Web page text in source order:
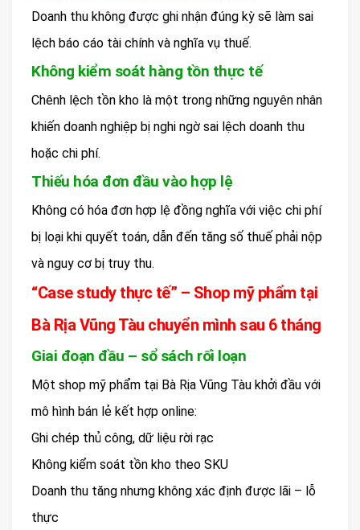
Doanh thu không được ghi nhận đúng kỳ sẽ làm sai
lệch báo cáo tài chính và nghĩa vụ thuế.
Không kiểm soát hàng tồn thực tế
Chênh lệch tồn kho là một trong những nguyên nhân
khiến doanh nghiệp bị nghi ngờ sai lệch doanh thu
hoặc chi phí.
Thiếu hóa đơn đầu vào hợp lệ
Không có hóa đơn hợp lệ đồng nghĩa với việc chi phí
bị loại khi quyết toán, dẫn đến tăng số thuế phải nộp
và nguy cơ bị truy thu.
“Case study thực tế” – Shop mỹ phẩm tại
Bà Rịa Vũng Tàu chuyển mình sau 6 tháng
Giai đoạn đầu – sổ sách rối loạn
Một shop mỹ phẩm tại Bà Rịa Vũng Tàu khởi đầu với
mô hình bán lẻ kết hợp online:
Ghi chép thủ công, dữ liệu rời rạc
Không kiểm soát tồn kho theo SKU
Doanh thu tăng nhưng không xác định được lãi – lỗ
thực